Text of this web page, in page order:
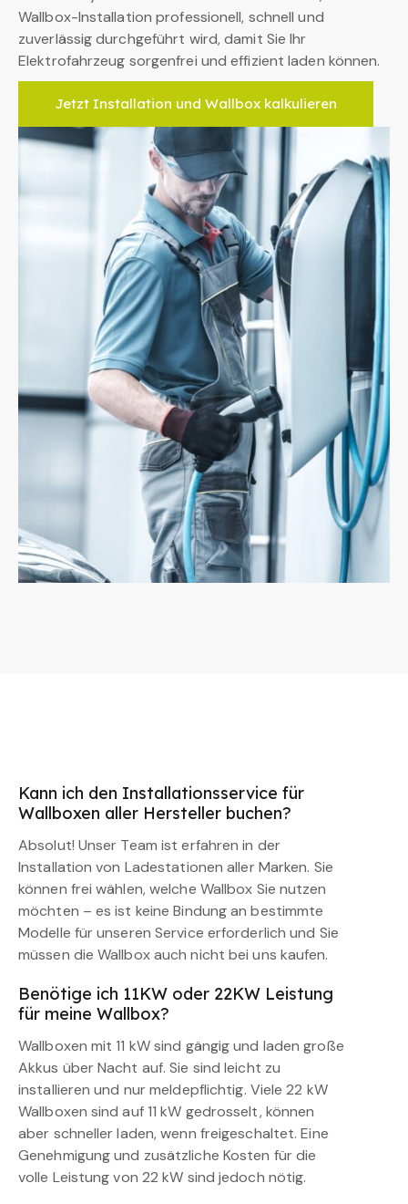
Wallbox-Installation professionell, schnell und
zuverlässig durchgeführt wird, damit Sie Ihr
Elektrofahrzeug sorgenfrei und effizient laden können.
Jetzt Installation und Wallbox kalkulieren
Kann ich den Installationsservice für
Wallboxen aller Hersteller buchen?
Absolut! Unser Team ist erfahren in der
Installation von Ladestationen aller Marken. Sie
können frei wählen, welche Wallbox Sie nutzen
möchten – es ist keine Bindung an bestimmte
Modelle für unseren Service erforderlich und Sie
müssen die Wallbox auch nicht bei uns kaufen.
Benötige ich 11KW oder 22KW Leistung
für meine Wallbox?
Wallboxen mit 11 kW sind gängig und laden große
Akkus über Nacht auf. Sie sind leicht zu
installieren und nur meldepflichtig. Viele 22 kW
Wallboxen sind auf 11 kW gedrosselt, können
aber schneller laden, wenn freigeschaltet. Eine
Genehmigung und zusätzliche Kosten für die
volle Leistung von 22 kW sind jedoch nötig.